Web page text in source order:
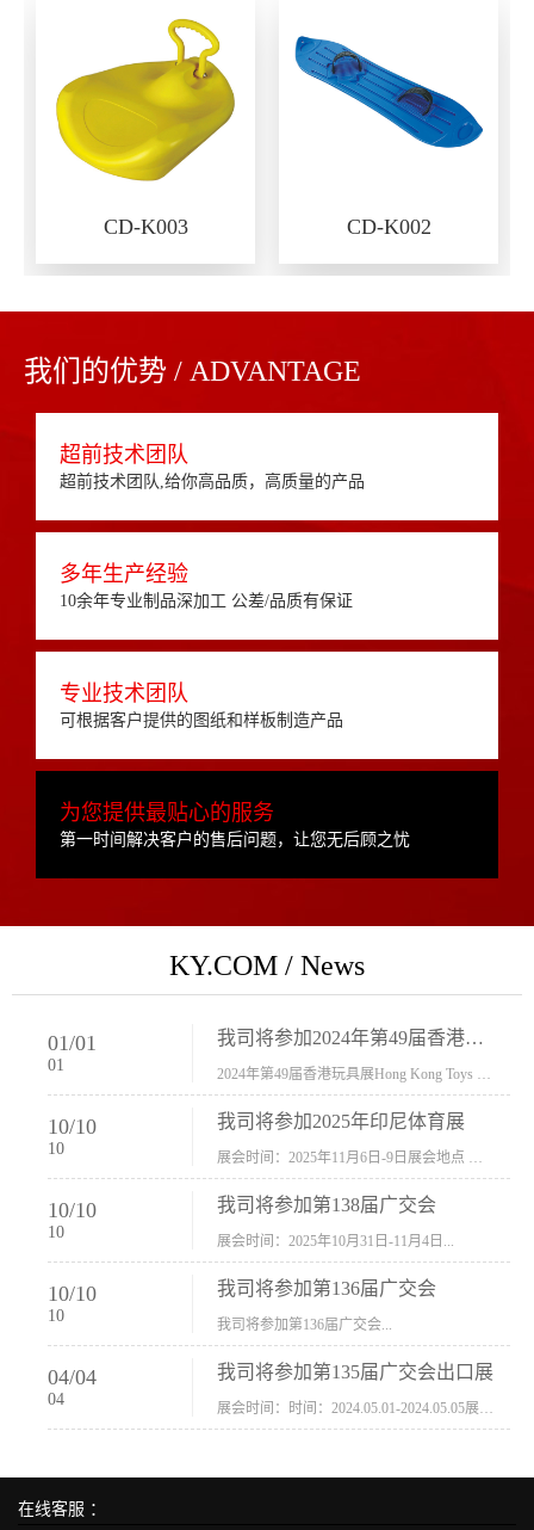
CD-K003 CD-K002
我们的优势 / ADVANTAGE
超前技术团队
超前技术团队,给你高品质，高质量的产品
多年生产经验
10余年专业制品深加工 公差/品质有保证
专业技术团队
可根据客户提供的图纸和样板制造产品
为您提供最贴心的服务
第一时间解决客户的售后问题，让您无后顾之忧
KY.COM / News
01/01
01
我司将参加2024年第49届香港玩具展Hong Kong Toys & Games Fair 欢迎新···
10/10
10
我司将参加2025年印尼体育展
10/10
10
我司将参加第138届广交会
展会时间：2025年10月31日-11月4日...
10/10
10
我司将参加第136届广交会
我司将参加第136届广交会...
04/04
04
我司将参加第135届广交会出口展
展会时间：时间：2024.05.01-2024.05.05展会地址：中国进出口商品交易会展馆福建康莱宝公司展位号12.1G37-38、H11-12，浙江康莱宝展位号17.1B23-24、C19-20...
在线客服 ：